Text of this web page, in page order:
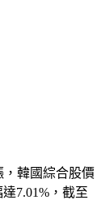
韓國綜合股價